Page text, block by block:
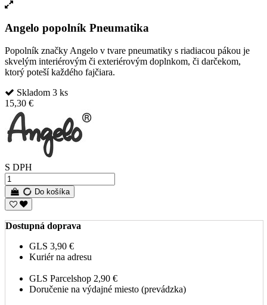
Angelo popolník Pneumatika
Popolník značky Angelo v tvare pneumatiky s riadiacou pákou je
skvelým interiérovým či exteriérovým doplnkom, či darčekom,
ktorý poteší každého fajčiara.
Skladom 3 ks
15,30 €
S DPH
Do košíka
Dostupná doprava
GLS 3,90 €
Kuriér na adresu
GLS Parcelshop 2,90 €
Doručenie na výdajné miesto (prevádzka)